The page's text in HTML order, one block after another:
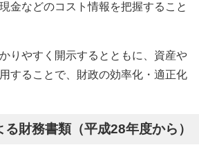
金などのコスト情報を把握すること
りやすく開示するとともに、資産や
することで、財政の効率化・適正化
財務書類（平成28年度から）